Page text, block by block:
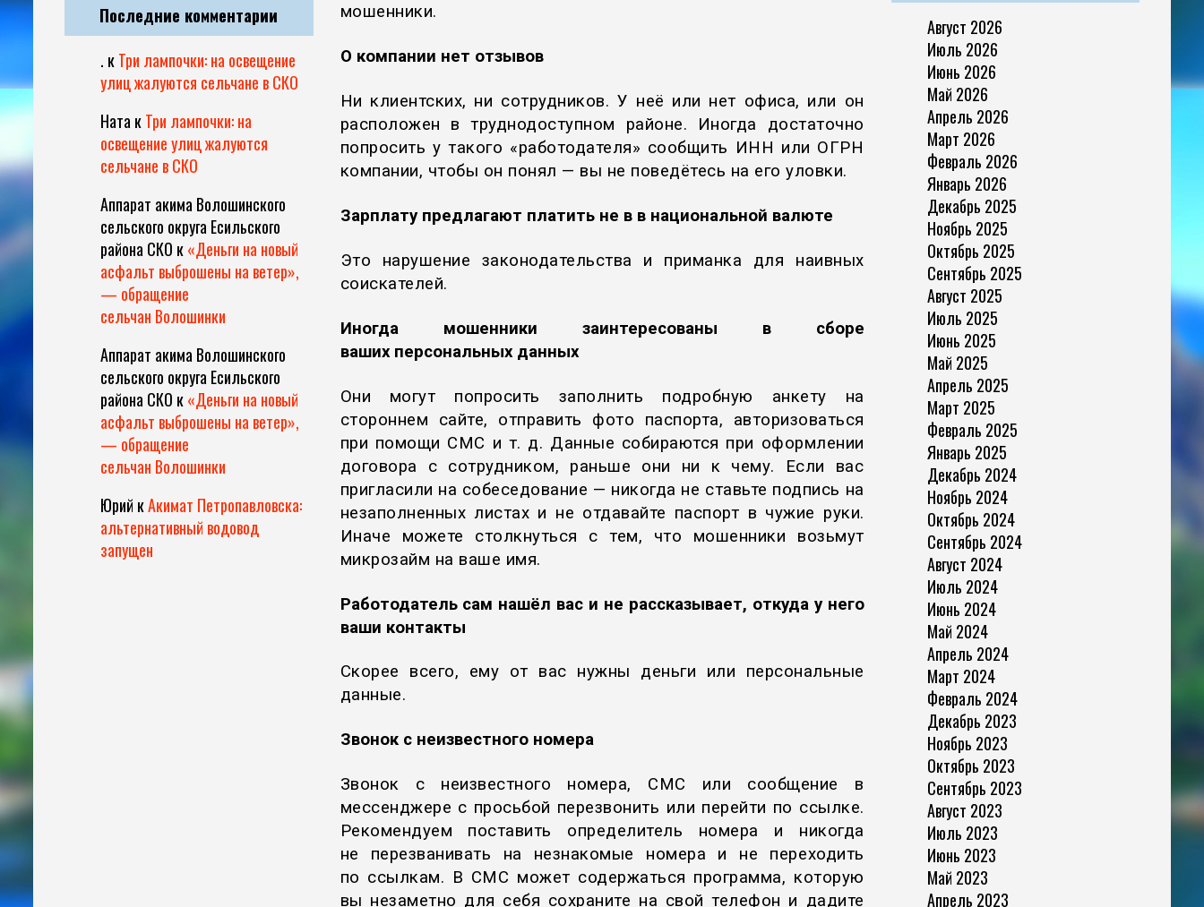
мошенники.
О компании нет отзывов
Ни клиентских, ни сотрудников. У неё или нет офиса, или он
расположен в труднодоступном районе. Иногда достаточно
попросить у такого «работодателя» сообщить ИНН или ОГРН
компании, чтобы он понял — вы не поведётесь на его уловки.
Зарплату предлагают платить не в в национальной валюте
Это нарушение законодательства и приманка для наивных
соискателей.
Иногда мошенники заинтересованы в сборе
ваших персональных данных
Они могут попросить заполнить подробную анкету на
стороннем сайте, отправить фото паспорта, авторизоваться
при помощи СМС и т. д. Данные собираются при оформлении
договора с сотрудником, раньше они ни к чему. Если вас
пригласили на собеседование — никогда не ставьте подпись на
незаполненных листах и не отдавайте паспорт в чужие руки.
Иначе можете столкнуться с тем, что мошенники возьмут
микрозайм на ваше имя.
Работодатель сам нашёл вас и не рассказывает, откуда у него
ваши контакты
Скорее всего, ему от вас нужны деньги или персональные
данные.
Звонок с неизвестного номера
Звонок с неизвестного номера, СМС или сообщение в
мессенджере с просьбой перезвонить или перейти по ссылке.
Рекомендуем поставить определитель номера и никогда
не перезванивать на незнакомые номера и не переходить
по ссылкам. В СМС может содержаться программа, которую
вы незаметно для себя сохраните на свой телефон и дадите
Последние комментарии
. кТри лампочки: на освещение
улиц жалуются сельчане в СКО
Ната кТри лампочки: на
освещение улиц жалуются
сельчане в СКО
Аппарат акима Волошинского
сельского округа Есильского
района СКО к«Деньги на новый
асфальт выброшены на ветер»,
— обращение
сельчан Волошинки
Аппарат акима Волошинского
сельского округа Есильского
района СКО к«Деньги на новый
асфальт выброшены на ветер»,
— обращение
сельчан Волошинки
Юрий кАкимат Петропавловска:
альтернативный водовод
запущен
Август 2026
Июль 2026
Июнь 2026
Май 2026
Апрель 2026
Март 2026
Февраль 2026
Январь 2026
Декабрь 2025
Ноябрь 2025
Октябрь 2025
Сентябрь 2025
Август 2025
Июль 2025
Июнь 2025
Май 2025
Апрель 2025
Март 2025
Февраль 2025
Январь 2025
Декабрь 2024
Ноябрь 2024
Октябрь 2024
Сентябрь 2024
Август 2024
Июль 2024
Июнь 2024
Май 2024
Апрель 2024
Март 2024
Февраль 2024
Декабрь 2023
Ноябрь 2023
Октябрь 2023
Сентябрь 2023
Август 2023
Июль 2023
Июнь 2023
Май 2023
Апрель 2023